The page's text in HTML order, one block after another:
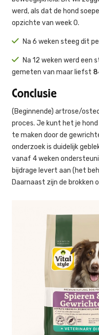
werd, als dat de hond
opzichte van week 0.
Na 6 weken steeg dit
Na 12 weken werd een
gemeten van maar liefst
Conclusie
(Beginnende) artrose/
proces. Je kunt het je
te maken door de
onderzoek is duidelijk
vanaf 4 weken
bijdrage levert aan (het
Daarnaast zijn de brokken